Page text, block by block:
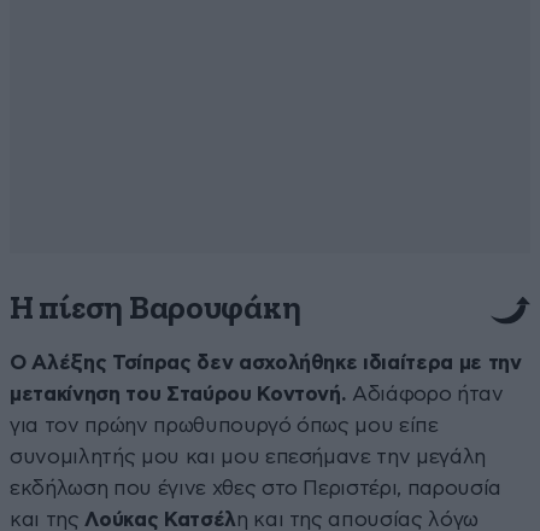
Η πίεση Βαρουφάκη
Ο Αλέξης Τσίπρας δεν ασχολήθηκε ιδιαίτερα με την
μετακίνηση του Σταύρου Κοντονή. Αδιάφορο ήταν
για τον πρώην πρωθυπουργό όπως μου είπε
συνομιλητής μου και μου επεσήμανε την μεγάλη
εκδήλωση που έγινε χθες στο Περιστέρι, παρουσία
και της Λούκας Κατσέλη και της απουσίας λόγω